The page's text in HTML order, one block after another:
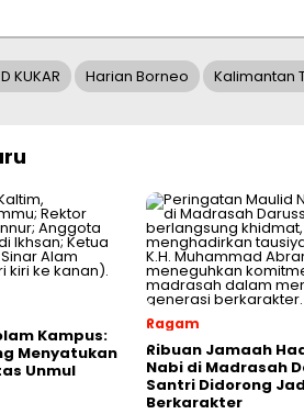
KUKAR Harian Borneo Kalimantan
Kampus:
Menyatukan
Unmul
Ragam
Ribuan Jamaah
Nabi di Madrasah
Santri Didorong
Berkarakter